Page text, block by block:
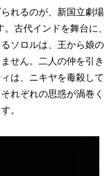
れるのが、新国立劇
古代インドを舞台に
ソロルは、王から娘
せん。二人の仲を引
は、ニキヤを毒殺し
れぞれの思惑が渦巻
。